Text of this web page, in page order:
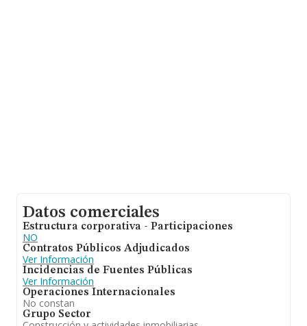
Datos comerciales
Estructura corporativa - Participaciones
NO
Contratos Públicos Adjudicados
Ver Información
Incidencias de Fuentes Públicas
Ver Información
Operaciones Internacionales
No constan
Grupo Sector